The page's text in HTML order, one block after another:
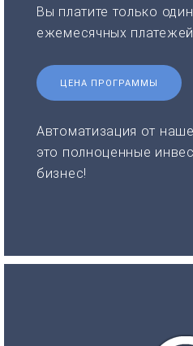
Вы платите только
ежемесячных
ЦЕНА ПРОГРАММЫ
Автоматизация от
это полноценные
бизнес!